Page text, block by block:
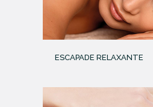
ESCAPADE RELAXANTE